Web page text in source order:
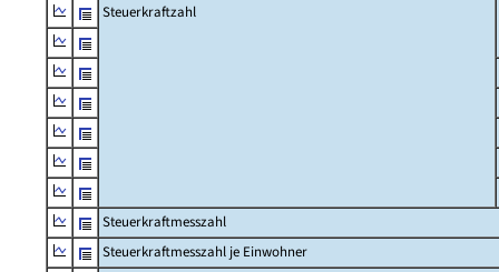
Steuerkraftzahl
Steuerkraftmesszahl
Steuerkraftmesszahl je Einwohner